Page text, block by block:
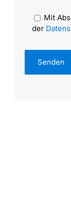
Mit
der